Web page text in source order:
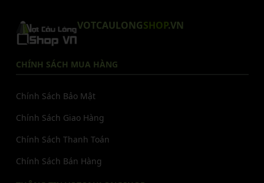
VOTCAULONGSHOP.VN
CHÍNH SÁCH MUA HÀNG
Chính Sách Bảo Mật
Chính Sách Giao Hàng
Chính Sách Thanh Toán
Chính Sách Bán Hàng